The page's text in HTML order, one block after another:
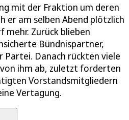
mit der Fraktion um deren
er am selben Abend plötzlich
mehr. Zurück blieben
Bündnispartner,
Partei. Danach rückten viele
ihm ab, zuletzt forderten
Vorstandsmitgliedern
Vertagung.